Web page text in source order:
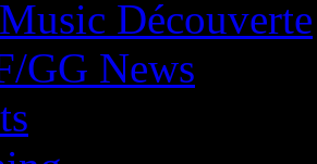
Découverte
GG News